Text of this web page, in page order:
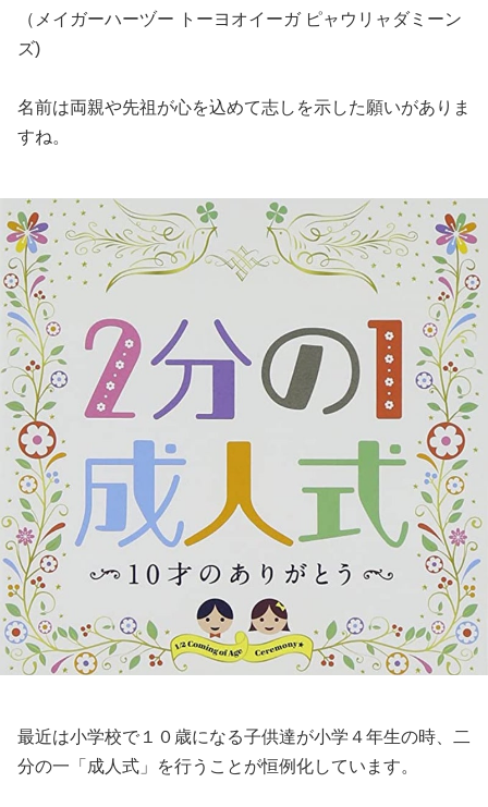
（メイガーハーヅー トーヨオイーガ ピャウリャダミーン
ズ)
名前は両親や先祖が心を込めて志しを示した願いがありま
すね。
最近は小学校で１０歳になる子供達が小学４年生の時、二
分の一「成人式」を行うことが恒例化しています。